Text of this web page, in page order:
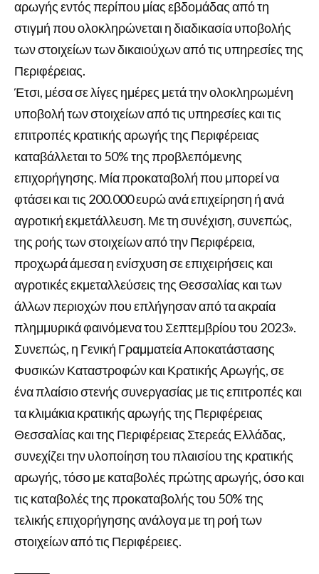
αρωγής εντός περίπου μίας εβδομάδας από τη
στιγμή που ολοκληρώνεται η διαδικασία υποβολής
των στοιχείων των δικαιούχων από τις υπηρεσίες της
Περιφέρειας.
Έτσι, μέσα σε λίγες ημέρες μετά την ολοκληρωμένη
υποβολή των στοιχείων από τις υπηρεσίες και τις
επιτροπές κρατικής αρωγής της Περιφέρειας
καταβάλλεται το 50% της προβλεπόμενης
επιχορήγησης. Μία προκαταβολή που μπορεί να
φτάσει και τις 200.000 ευρώ ανά επιχείρηση ή ανά
αγροτική εκμετάλλευση. Με τη συνέχιση, συνεπώς,
της ροής των στοιχείων από την Περιφέρεια,
προχωρά άμεσα η ενίσχυση σε επιχειρήσεις και
αγροτικές εκμεταλλεύσεις της Θεσσαλίας και των
άλλων περιοχών που επλήγησαν από τα ακραία
πλημμυρικά φαινόμενα του Σεπτεμβρίου του 2023».
Συνεπώς, η Γενική Γραμματεία Αποκατάστασης
Φυσικών Καταστροφών και Κρατικής Αρωγής, σε
ένα πλαίσιο στενής συνεργασίας με τις επιτροπές και
τα κλιμάκια κρατικής αρωγής της Περιφέρειας
Θεσσαλίας και της Περιφέρειας Στερεάς Ελλάδας,
συνεχίζει την υλοποίηση του πλαισίου της κρατικής
αρωγής, τόσο με καταβολές πρώτης αρωγής, όσο και
τις καταβολές της προκαταβολής του 50% της
τελικής επιχορήγησης ανάλογα με τη ροή των
στοιχείων από τις Περιφέρειες.